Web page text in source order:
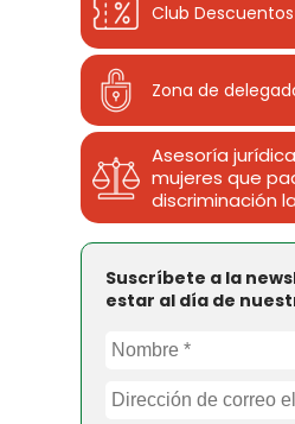
Club Descuentos
Zona de
Asesoría
mujeres que
discriminación
Suscríbete a la
estar al día de